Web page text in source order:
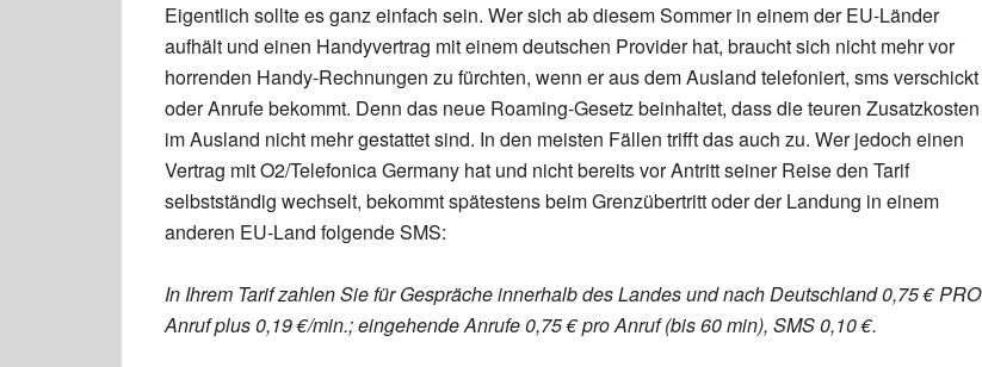
Eigentlich sollte es ganz einfach sein. Wer sich ab diesem Sommer in einem der EU-Länder
aufhält und einen Handyvertrag mit einem deutschen Provider hat, braucht sich nicht mehr vor
horrenden Handy-Rechnungen zu fürchten, wenn er aus dem Ausland telefoniert, sms verschickt
oder Anrufe bekommt. Denn das neue Roaming-Gesetz beinhaltet, dass die teuren Zusatzkosten
im Ausland nicht mehr gestattet sind. In den meisten Fällen trifft das auch zu. Wer jedoch einen
Vertrag mit O2/Telefonica Germany hat und nicht bereits vor Antritt seiner Reise den Tarif
selbstständig wechselt, bekommt spätestens beim Grenzübertritt oder der Landung in einem
anderen EU-Land folgende SMS:
In Ihrem Tarif zahlen Sie für Gespräche innerhalb des Landes und nach Deutschland 0,75 € PRO
Anruf plus 0,19 €/min.; eingehende Anrufe 0,75 € pro Anruf (bis 60 min), SMS 0,10 €.